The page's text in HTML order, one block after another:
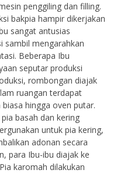
penggiling dan filling.
bakpia hampir dikerjakan
sangat antusias
sambil mengarahkan
Beberapa Ibu
seputar produksi
rombongan diajak
ruangan terdapat
hingga oven putar.
basah dan kering
untuk pia kering,
adonan secara
para Ibu-ibu diajak ke
karomah dilakukan